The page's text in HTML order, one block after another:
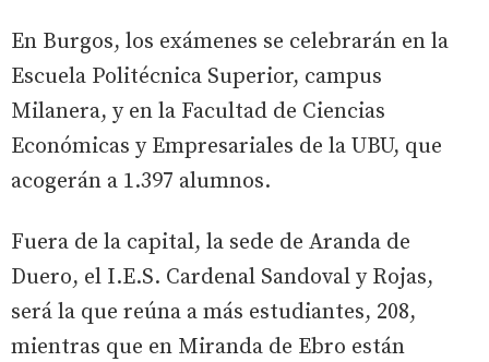
En Burgos, los exámenes se celebrarán en la
Escuela Politécnica Superior, campus
Milanera, y en la Facultad de Ciencias
Económicas y Empresariales de la UBU, que
acogerán a 1.397 alumnos.
Fuera de la capital, la sede de Aranda de
Duero, el I.E.S. Cardenal Sandoval y Rojas,
será la que reúna a más estudiantes, 208,
mientras que en Miranda de Ebro están